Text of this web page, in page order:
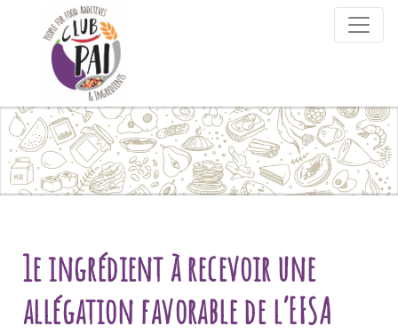
Skip to content
1e ingrédient à recevoir une
allégation favorable de l’EFSA